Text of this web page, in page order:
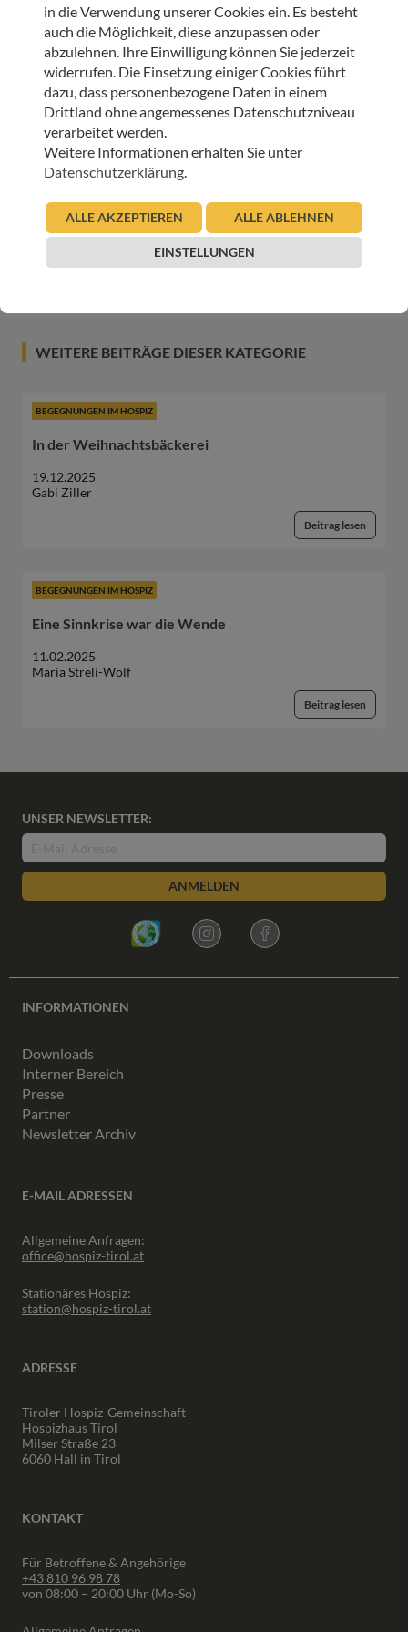
HOSPIZ SCHULE TELFS
SCHENKEN
SPENDEN
WEITERE BEITRÄGE DIESER KATEGORIE
BEGEGNUNGEN IM HOSPIZ
In der Weihnachtsbäckerei
19.12.2025
Gabi Ziller
Beitrag lesen
BEGEGNUNGEN IM HOSPIZ
Eine Sinnkrise war die Wende
11.02.2025
Maria Streli-Wolf
Beitrag lesen
UNSER NEWSLETTER:
ANMELDEN
INFORMATIONEN
Downloads
Interner Bereich
Presse
Partner
Newsletter Archiv
E-MAIL ADRESSEN
Allgemeine Anfragen:
office@hospiz-tirol.at
Stationäres Hospiz:
station@hospiz-tirol.at
ADRESSE
Tiroler Hospiz-Gemeinschaft
Hospizhaus Tirol
Milser Straße 23
6060 Hall in Tirol
KONTAKT
Für Betroffene & Angehörige
+43 810 96 98 78
von 08:00 – 20:00 Uhr (Mo-So)
in die Verwendung unserer Cookies ein. Es besteht
auch die Möglichkeit, diese anzupassen oder
abzulehnen. Ihre Einwilligung können Sie jederzeit
widerrufen. Die Einsetzung einiger Cookies führt
dazu, dass personenbezogene Daten in einem
Drittland ohne angemessenes Datenschutzniveau
verarbeitet werden.
Weitere Informationen erhalten Sie unter
Datenschutzerklärung
ALLE AKZEPTIEREN ALLE ABLEHNEN
EINSTELLUNGEN